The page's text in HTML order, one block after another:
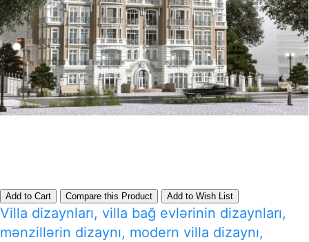
Add to Cart Compare this Product Add to Wish List
Villa dizaynları, villa bağ evlərinin dizaynları,
mənzillərin dizaynı, modern villa dizaynı,